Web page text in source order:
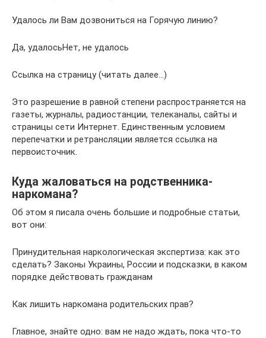
Удалось ли Вам дозвониться на Горячую линию?
Да, удалосьНет, не удалось
Ссылка на страницу (читать далее…)
Это разрешение в равной степени распространяется на
газеты, журналы, радиостанции, телеканалы, сайты и
страницы сети Интернет. Единственным условием
перепечатки и ретрансляции является ссылка на
первоисточник.
Куда жаловаться на родственника-
наркомана?
Об этом я писала очень большие и подробные статьи,
вот они:
Принудительная наркологическая экспертиза: как это
сделать? Законы Украины, России и подсказки, в каком
порядке действовать гражданам
Как лишить наркомана родительских прав?
Главное, знайте одно: вам не надо ждать, пока что-то